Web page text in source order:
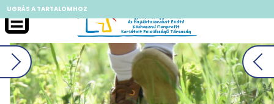
UGRÁS A TARTALOMHOZ
II